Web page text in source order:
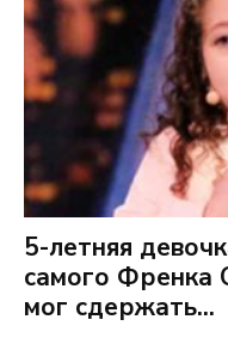
5-летняя
самого
мог сдержать...